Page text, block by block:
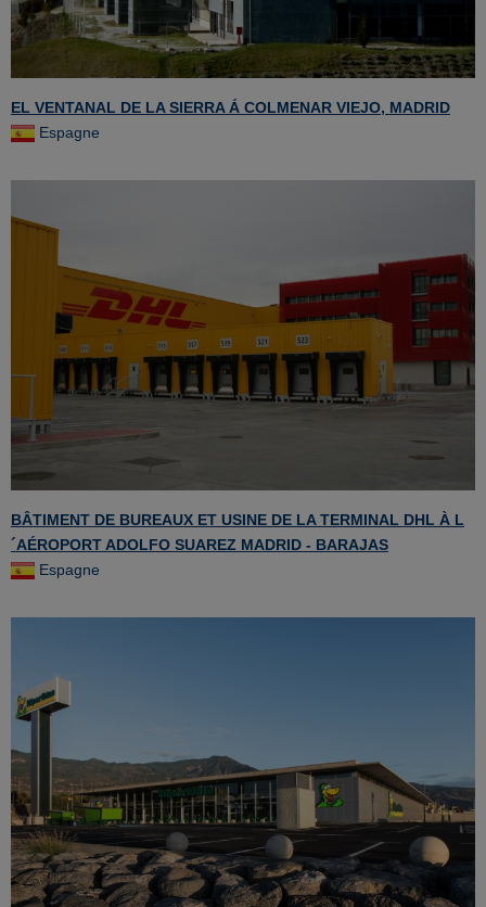
EL VENTANAL DE LA SIERRA Á COLMENAR VIEJO, MADRID
Espagne
BÂTIMENT DE BUREAUX ET USINE DE LA TERMINAL DHL À L
´AÉROPORT ADOLFO SUAREZ MADRID - BARAJAS
Espagne